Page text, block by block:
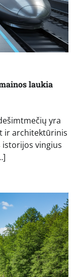
laukia
yra
ir architektūrinis
vingius